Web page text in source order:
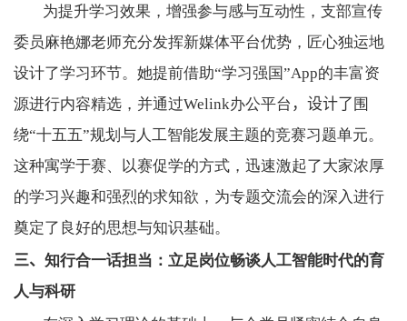
为提升学习效果，增强参与感与互动性，支部宣传
委员麻艳娜老师充分发挥新媒体平台优势，匠心独运地
设计了学习环节。她提前借助“学习强国”App的丰富资
源进行内容精选，并通过Welink办公平台 ， 设计了 围
绕“十五五”规划与人工智能发展主题的竞赛习题单元。
这种寓学于赛、以赛促学的方式，迅速激起了大家浓厚
的学习兴趣和强烈的求知欲，为专题交流会的深入进行
奠定了良好的思想与知识基础。
三、 知行合一话担当：立足岗位畅谈人工智能时代的育
人与科研